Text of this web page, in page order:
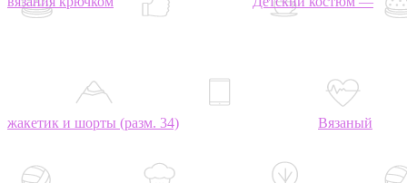
жакетик и шорты (разм. 34) Вязаный